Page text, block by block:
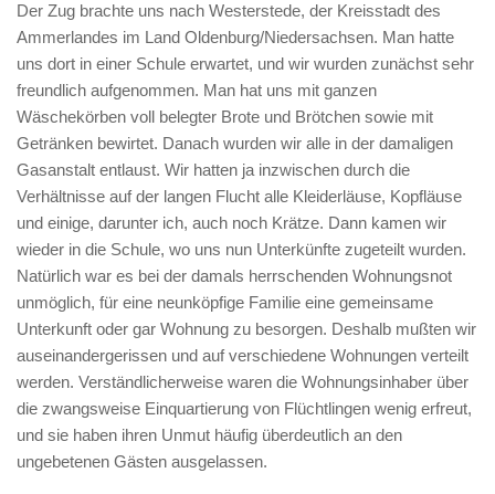
Der Zug brachte uns nach Westerstede, der Kreisstadt des
Ammerlandes im Land Oldenburg/Niedersachsen. Man hatte
uns dort in einer Schule erwartet, und wir wurden zunächst sehr
freundlich aufgenommen. Man hat uns mit ganzen
Wäschekörben voll belegter Brote und Brötchen sowie mit
Getränken bewirtet. Danach wurden wir alle in der damaligen
Gasanstalt entlaust. Wir hatten ja inzwischen durch die
Verhältnisse auf der langen Flucht alle Kleiderläuse, Kopfläuse
und einige, darunter ich, auch noch Krätze. Dann kamen wir
wieder in die Schule, wo uns nun Unterkünfte zugeteilt wurden.
Natürlich war es bei der damals herrschenden Wohnungsnot
unmöglich, für eine neunköpfige Familie eine gemeinsame
Unterkunft oder gar Wohnung zu besorgen. Deshalb mußten wir
auseinandergerissen und auf verschiedene Wohnungen verteilt
werden. Verständlicherweise waren die Wohnungsinhaber über
die zwangsweise Einquartierung von Flüchtlingen wenig erfreut,
und sie haben ihren Unmut häufig überdeutlich an den
ungebetenen Gästen ausgelassen.